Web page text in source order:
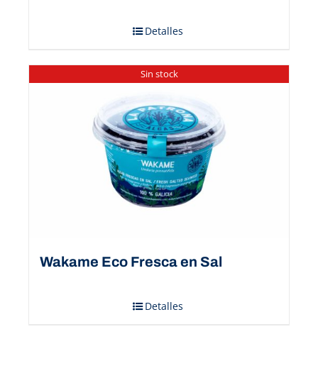
Detalles
Sin stock
Wakame Eco Fresca en Sal
Detalles